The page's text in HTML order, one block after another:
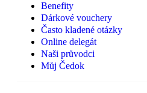
Benefity
Dárkové vouchery
Často kladené otázky
Online delegát
Naši průvodci
Můj Čedok